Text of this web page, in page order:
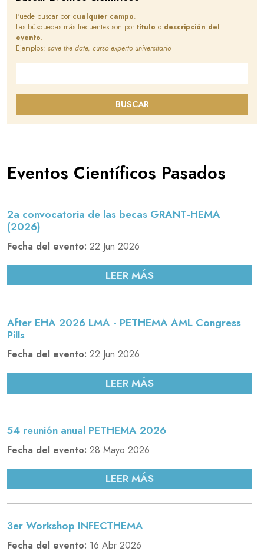
Eventos Científicos Pasados
2a convocatoria de las becas GRANT-HEMA
(2026)
Fecha del evento: 22 Jun 2026
LEER MÁS
After EHA 2026 LMA - PETHEMA AML Congress
Pills
Fecha del evento: 22 Jun 2026
LEER MÁS
54 reunión anual PETHEMA 2026
Fecha del evento: 28 Mayo 2026
LEER MÁS
3er Workshop INFECTHEMA
Fecha del evento: 16 Abr 2026
Puede buscar por cualquier campo.
Las búsquedas más frecuentes son por título o descripción del
evento.
Ejemplos: save the date, curso experto universitario
BUSCAR